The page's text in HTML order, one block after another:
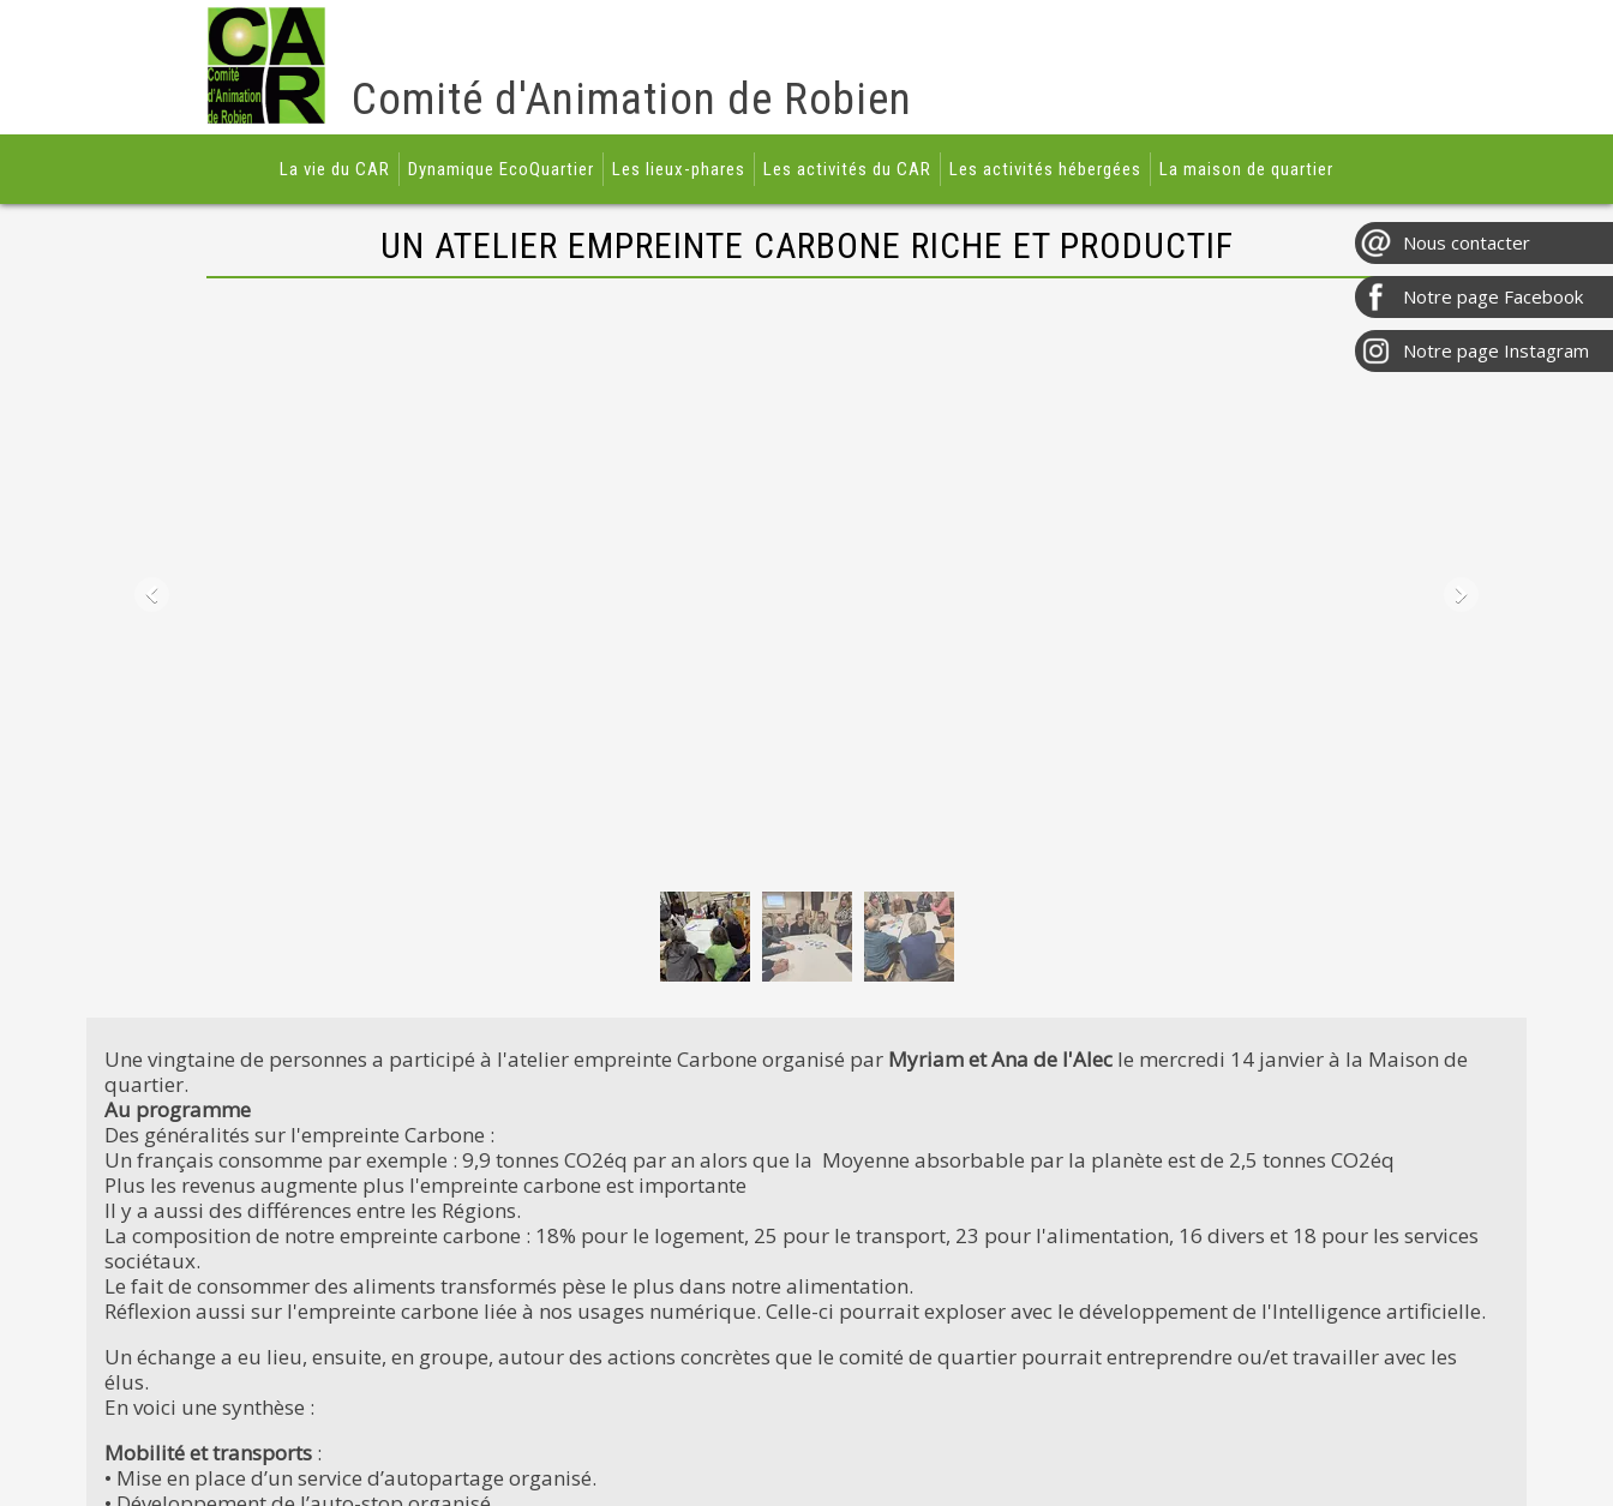
Comité d'Animation de Robien
La vie du CAR Dynamique EcoQuartier Les lieux-phares Les activités du CAR Les activités hébergées La maison de quartier
UN ATELIER EMPREINTE CARBONE RICHE ET PRODUCTIF
Une vingtaine de personnes a participé à l'atelier empreinte Carbone organisé par Myriam et Ana de l'Alec le mercredi 14 janvier à la Maison de
quartier.
Au programme
Des généralités sur l'empreinte Carbone :
Un français consomme par exemple : 9,9 tonnes CO2éq par an alors que la Moyenne absorbable par la planète est de 2,5 tonnes CO2éq
Plus les revenus augmente plus l'empreinte carbone est importante
Il y a aussi des différences entre les Régions.
La composition de notre empreinte carbone : 18% pour le logement, 25 pour le transport, 23 pour l'alimentation, 16 divers et 18 pour les services
sociétaux.
Le fait de consommer des aliments transformés pèse le plus dans notre alimentation.
Réflexion aussi sur l'empreinte carbone liée à nos usages numérique. Celle-ci pourrait exploser avec le développement de l'Intelligence artificielle.
Un échange a eu lieu, ensuite, en groupe, autour des actions concrètes que le comité de quartier pourrait entreprendre ou/et travailler avec les
élus.
En voici une synthèse :
Mobilité et transports :
• Mise en place d’un service d’autopartage organisé.